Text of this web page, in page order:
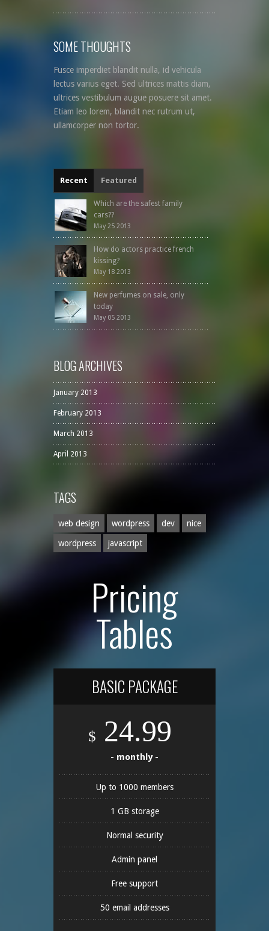
SOME THOUGHTS
Fusce imperdiet blandit nulla, id vehicula
lectus varius eget. Sed ultrices mattis diam,
ultrices vestibulum augue posuere sit amet.
Etiam leo lorem, blandit nec rutrum ut,
ullamcorper non tortor.
Recent Featured
Which are the safest family
cars??
May 25 2013
How do actors practice french
kissing?
May 18 2013
New perfumes on sale, only
today
May 05 2013
BLOG ARCHIVES
January 2013
February 2013
March 2013
April 2013
TAGS
web design wordpress dev nice
wordpress javascript
Pricing
Tables
BASIC PACKAGE
$ 24.99
- monthly -
Up to 1000 members
1 GB storage
Normal security
Admin panel
Free support
50 email addresses